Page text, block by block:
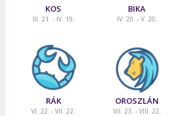
KOS
III. 21. - IV. 19.
BIKA
IV. 20. - V. 20.
RÁK
VI. 22. - VII. 22.
OROSZLÁN
VII. 23. - VIII. 22.